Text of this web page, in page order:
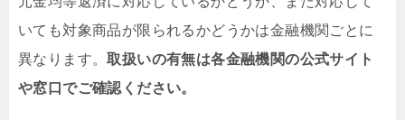
いても対象商品が限られるかどうかは金融機関ごとに
異なります。取扱いの有無は各金融機関の公式サイト
や窓口でご確認ください。